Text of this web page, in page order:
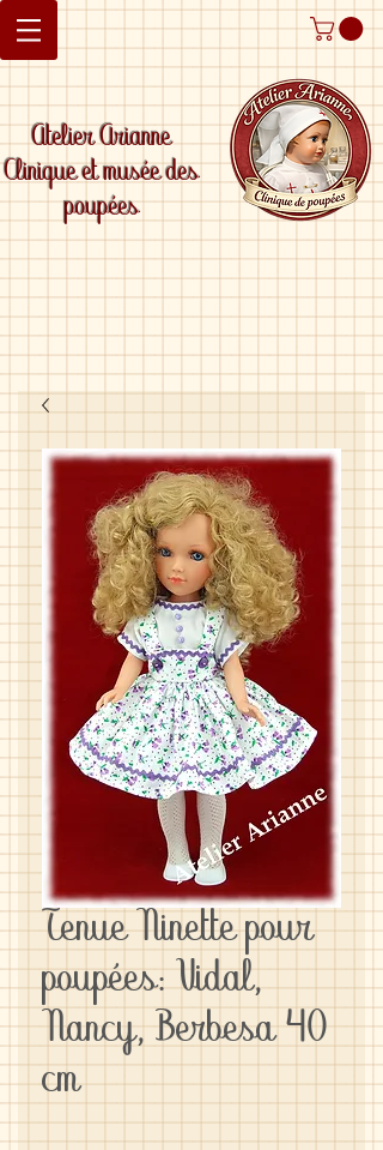
Atelier Arianne
Clinique et musée des
poupées
Tenue Ninette pour
poupées: Vidal,
Nancy, Berbesa 40
cm